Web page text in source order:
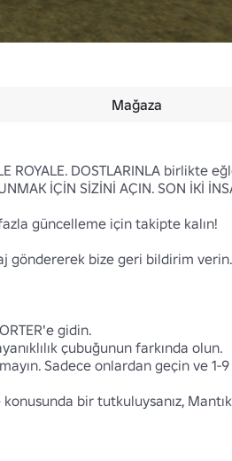
Mağaza
ROYALE. DOSTLARINLA birlikte
İÇİN SİZİNİ AÇIN. SON İKİ
güncelleme için takipte kalın!
göndererek bize geri bildirim
gidin.
çubuğunun farkında olun.
Sadece onlardan geçin ve 1-
bir tutkuluysanız,